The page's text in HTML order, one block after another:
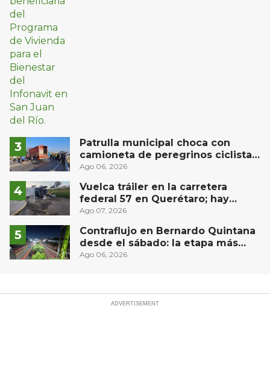
Patrulla municipal choca con
camioneta de peregrinos ciclistas
en la autopista México-Querétaro
Ago 06, 2026
Vuelca tráiler en la carretera
federal 57 en Querétaro; hay
derrame de combustible
Ago 07, 2026
Contraflujo en Bernardo Quintana
desde el sábado: la etapa más
compleja del operativo vial
Ago 06, 2026